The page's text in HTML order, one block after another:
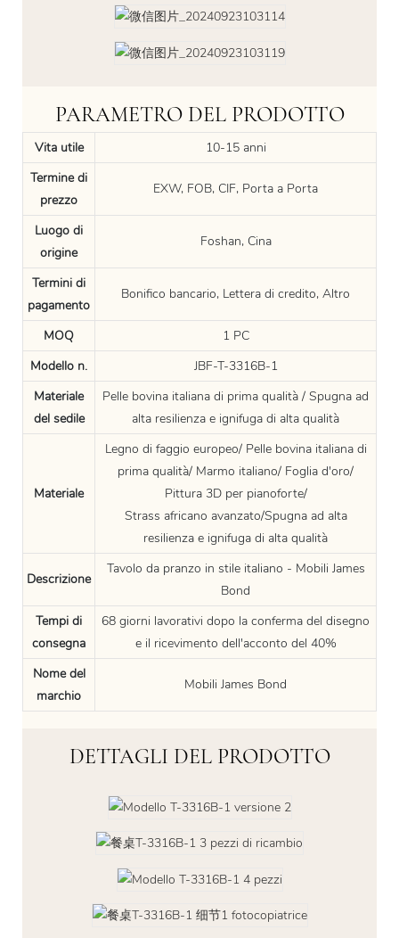
PARAMETRO DEL PRODOTTO
Vita utile
10-15 anni
Termine di
prezzo
EXW, FOB, CIF, Porta a Porta
Luogo di
origine
Foshan, Cina
Termini di
pagamento
Bonifico bancario, Lettera di credito, Altro
MOQ
1 PC
Modello n.
JBF-T-3316B-1
Materiale
del sedile
Pelle bovina italiana di prima qualità / Spugna ad
alta resilienza e ignifuga di alta qualità
Materiale
Legno di faggio europeo/ Pelle bovina italiana di
prima qualità/ Marmo italiano/ Foglia d'oro/
Pittura 3D per pianoforte/
Strass africano avanzato/Spugna ad alta
resilienza e ignifuga di alta qualità
Descrizione
Tavolo da pranzo in stile italiano - Mobili James
Bond
Tempi di
consegna
68 giorni lavorativi dopo la conferma del disegno
e il ricevimento dell'acconto del 40%
Nome del
marchio
Mobili James Bond
DETTAGLI DEL PRODOTTO